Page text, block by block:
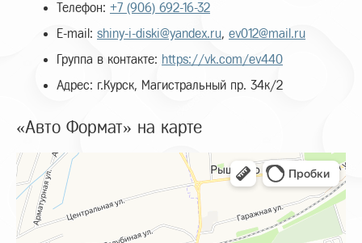
Телефон: +7 (906) 692-16-32
E-mail: shiny-i-diski@yandex.ru, ev012@mail.ru
Группа в контакте: https://vk.com/ev440
Адрес: г.Курск, Магистральный пр. 34к/2
«Авто Формат» на карте